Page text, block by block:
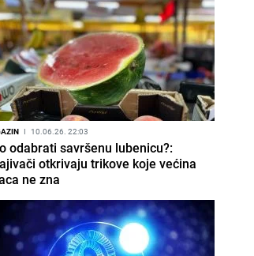
I 10.06.26. 22:03
odabrati savršenu lubenicu?:
otkrivaju trikove koje većina
ne zna